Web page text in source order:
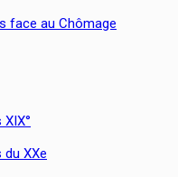
face au Chômage
XXe